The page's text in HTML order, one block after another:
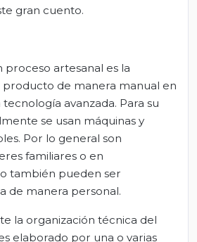
gran cuento.
artesanal es la
de manera manual en
avanzada. Para su
se usan máquinas y
Por lo general son
familiares o en
también pueden ser
de manera personal.
la organización técnica del
elaborado por una o varias